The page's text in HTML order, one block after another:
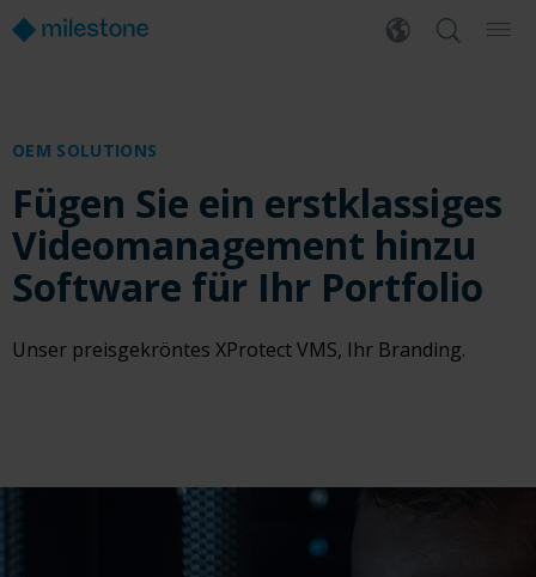
OEM SOLUTIONS
Fügen Sie ein erstklassiges
Videomanagement hinzu
Software für Ihr Portfolio
Unser preisgekröntes XProtect VMS, Ihr Branding.